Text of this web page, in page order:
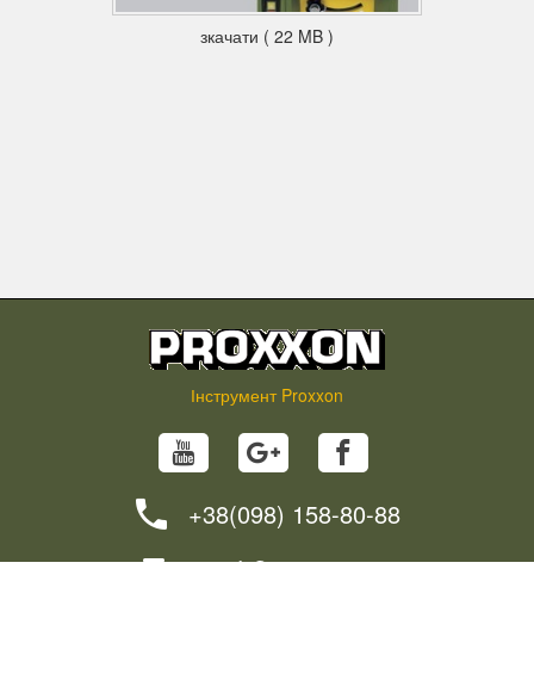
зкачати ( 22 MB )
Інструмент Proxxon
+38(098) 158-80-88
info@proxxon.in.ua